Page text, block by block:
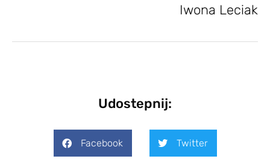
Iwona Leciak
Udostepnij:
Facebook Twitter